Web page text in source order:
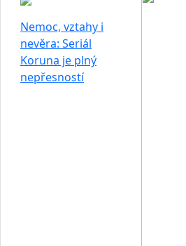
Nemoc, vztahy i
nevěra: Seriál
Koruna je plný
nepřesností